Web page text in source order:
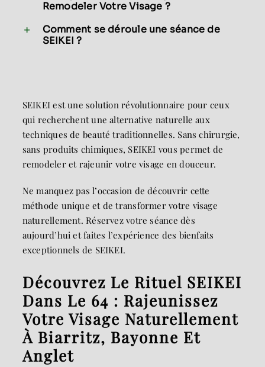
Remodeler Votre Visage ?
Comment se déroule une séance de
SEIKEI ?
SEIKEI est une solution révolutionnaire pour ceux
qui recherchent une alternative naturelle aux
techniques de beauté traditionnelles. Sans chirurgie,
sans produits chimiques, SEIKEI vous permet de
remodeler et rajeunir votre visage en douceur.
Ne manquez pas l’occasion de découvrir cette
méthode unique et de transformer votre visage
naturellement. Réservez votre séance dès
aujourd’hui et faites l’expérience des bienfaits
exceptionnels de SEIKEI.
Découvrez Le Rituel SEIKEI
Dans Le 64 : Rajeunissez
Votre Visage Naturellement
À Biarritz, Bayonne Et
Anglet